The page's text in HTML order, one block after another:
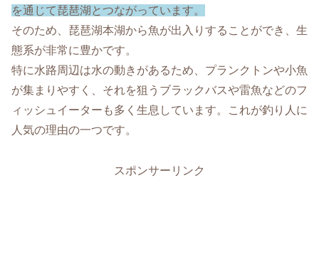
を通じて琵琶湖とつながっています。
そのため、琵琶湖本湖から魚が出入りすることができ、生
態系が非常に豊かです。
特に水路周辺は水の動きがあるため、プランクトンや小魚
が集まりやすく、それを狙うブラックバスや雷魚などのフ
ィッシュイーターも多く生息しています。これが釣り人に
人気の理由の一つです。
スポンサーリンク